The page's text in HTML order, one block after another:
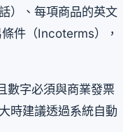
）、每項商品的英文
件（Incoterms），
數字必須與商業發票
時建議透過系統自動